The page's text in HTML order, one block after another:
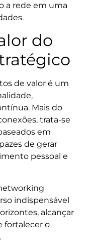
a rede em uma
do
de valor é um
Mais do
trata-se
em
de gerar
pessoal e
indispensável
alcançar
fortalecer o